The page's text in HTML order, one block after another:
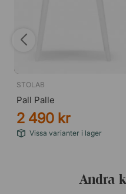
STOLAB
Pall Palle
2 490 kr
Vissa varianter i lager
Andra